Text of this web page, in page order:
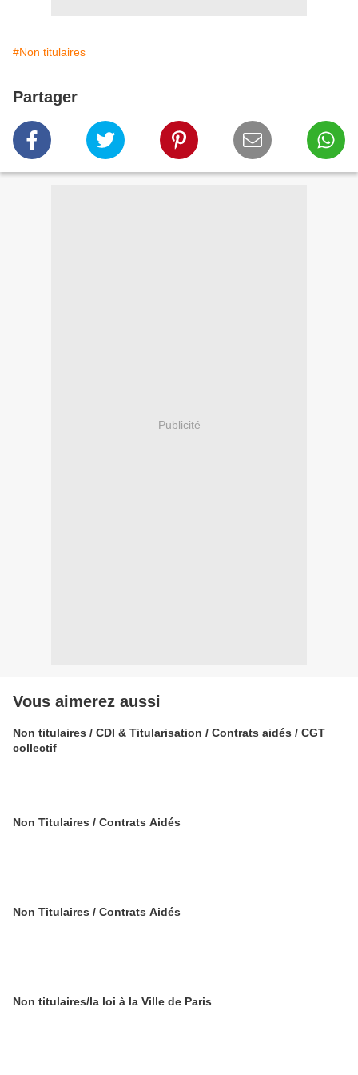
#Non titulaires
Partager
Publicité
Vous aimerez aussi
Non titulaires / CDI & Titularisation / Contrats aidés / CGT
collectif
Non Titulaires / Contrats Aidés
Non Titulaires / Contrats Aidés
Non titulaires/la loi à la Ville de Paris